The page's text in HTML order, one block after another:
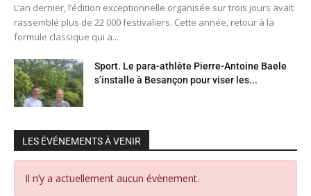
L’an dernier, l’édition exceptionnelle organisée sur trois jours avait
rassemblé plus de 22 000 festivaliers. Cette année, retour à la
formule classique qui a...
Sport. Le para-athlète Pierre-Antoine Baele
s’installe à Besançon pour viser les...
LES ÉVÉNEMENTS À VENIR
Il n’y a actuellement aucun évènement.